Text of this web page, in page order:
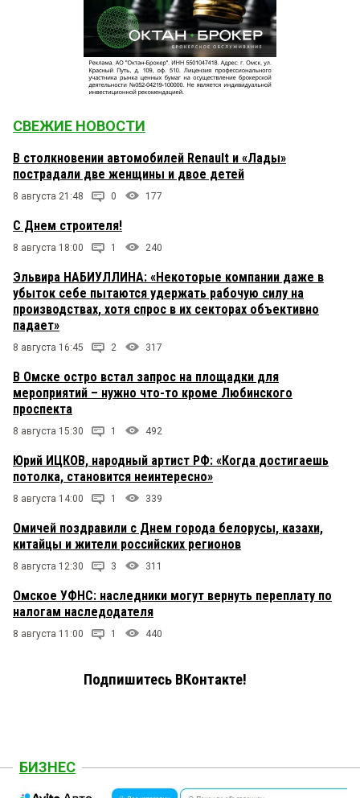
СВЕЖИЕ НОВОСТИ
В столкновении автомобилей Renault и «Лады»
пострадали две женщины и двое детей
8 августа 21:48 0 177
С Днем строителя!
8 августа 18:00 1 240
Эльвира НАБИУЛЛИНА: «Некоторые компании даже в
убыток себе пытаются удержать рабочую силу на
производствах, хотя спрос в их секторах объективно
падает»
8 августа 16:45 2 317
В Омске остро встал запрос на площадки для
мероприятий – нужно что-то кроме Любинского
проспекта
8 августа 15:30 1 492
Юрий ИЦКОВ, народный артист РФ: «Когда достигаешь
потолка, становится неинтересно»
8 августа 14:00 1 339
Омичей поздравили с Днем города белорусы, казахи,
китайцы и жители российских регионов
8 августа 12:30 3 311
Омское УФНС: наследники могут вернуть переплату по
налогам наследодателя
8 августа 11:00 1 440
Подпишитесь ВКонтакте!
БИЗНЕС